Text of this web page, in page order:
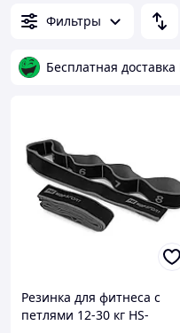
Фильтры
Бесплатная доставка
Резинка для фитнеса с
петлями 12-30 кг HS-